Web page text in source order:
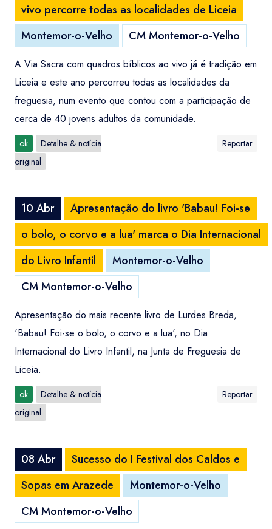
vivo percorre todas as localidades de Liceia
Montemor-o-Velho
CM Montemor-o-Velho
A Via Sacra com quadros bíblicos ao vivo já é tradição em
Liceia e este ano percorreu todas as localidades da
freguesia, num evento que contou com a participação de
cerca de 40 jovens adultos da comunidade.
ok
Detalhe & notícia
original
Reportar
10 Abr
Apresentação do livro 'Babau! Foi-se
o bolo, o corvo e a lua' marca o Dia Internacional
do Livro Infantil
Montemor-o-Velho
CM Montemor-o-Velho
Apresentação do mais recente livro de Lurdes Breda,
'Babau! Foi-se o bolo, o corvo e a lua', no Dia
Internacional do Livro Infantil, na Junta de Freguesia de
Liceia.
ok
Detalhe & notícia
original
Reportar
08 Abr
Sucesso do I Festival dos Caldos e
Sopas em Arazede
Montemor-o-Velho
CM Montemor-o-Velho